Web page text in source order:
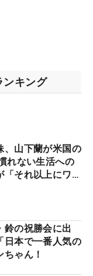
ンキング
、山下蘭が米国の
れない生活への
それ以上にワク
鈴の祝勝会に出
本で一番人気の
ゃん！